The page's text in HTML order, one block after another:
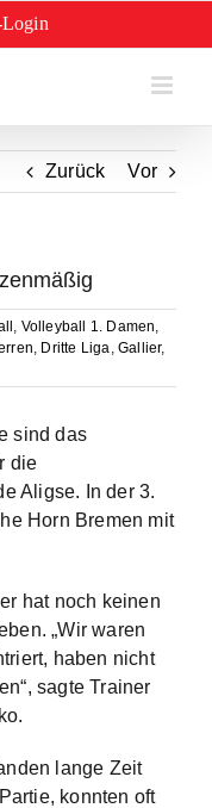
Zurück Vor
, Volleyball 1. Damen,
, Dritte Liga,Gallier,
sind das
die
Aligse. In der 3.
Horn Bremen mit
hat noch keinen
„Wir waren
haben nicht
sagte Trainer
lange Zeit
konnten oft